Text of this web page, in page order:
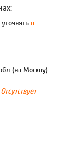
в
(на Москву) -
Отсутствует